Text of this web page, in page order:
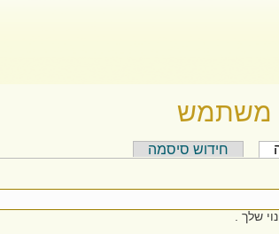
כאן
משתמש
ראשיות
(לשונית פעילה)
חידוש סיסמה
שלך .